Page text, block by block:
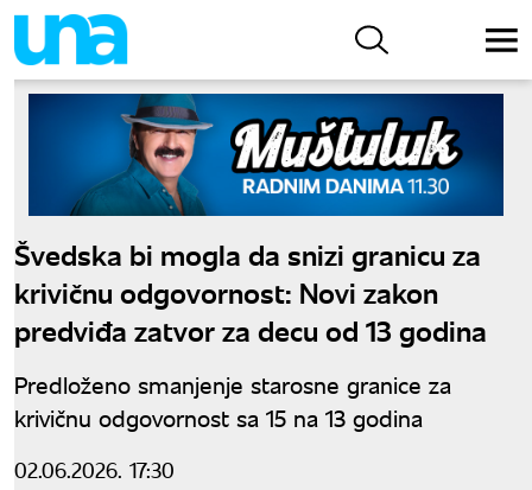
Švedska bi mogla da snizi granicu za
krivičnu odgovornost: Novi zakon
predviđa zatvor za decu od 13 godina
Predloženo smanjenje starosne granice za
krivičnu odgovornost sa 15 na 13 godina
02.06.2026. 17:30